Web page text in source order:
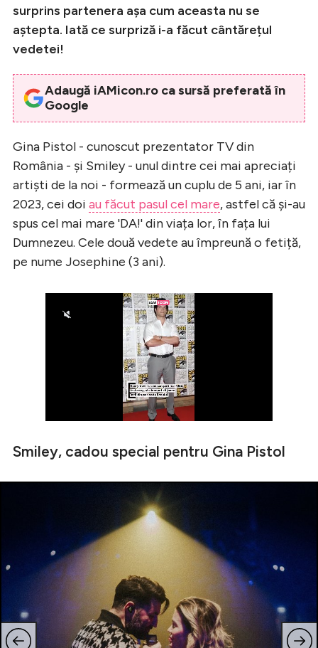
surprins partenera așa cum aceasta nu se
aștepta. Iată ce surpriză i-a făcut cântărețul
vedetei!
Adaugă iAMicon.ro ca sursă preferată în
Google
Gina Pistol - cunoscut prezentator TV din
România - și Smiley - unul dintre cei mai apreciați
artiști de la noi - formează un cuplu de 5 ani, iar în
2023, cei doi au făcut pasul cel mare, astfel că și-au
spus cel mai mare 'DA!' din viața lor, în fața lui
Dumnezeu. Cele două vedete au împreună o fetiță,
pe nume Josephine (3 ani).
Smiley, cadou special pentru Gina Pistol